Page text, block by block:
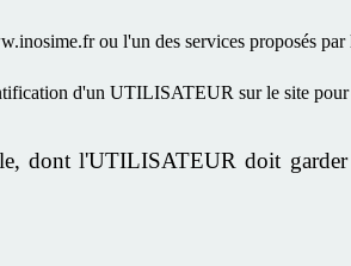
ou l'un des services proposés
d'un UTILISATEUR sur le site pour
dont l'UTILISATEUR doit